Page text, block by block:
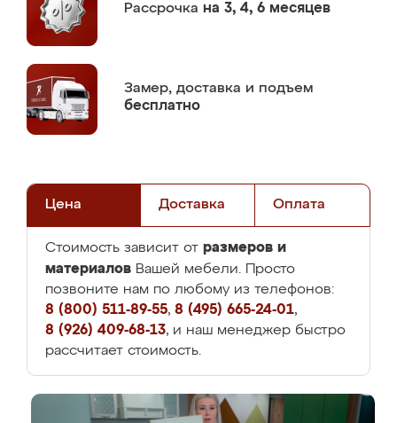
Рассрочка на 3, 4, 6 месяцев
Замер, доставка и подъем
бесплатно
Цена Доставка Оплата
Стоимость зависит от размеров и
материалов Вашей мебели. Просто
позвоните нам по любому из телефонов:
8 (800) 511-89-55, 8 (495) 665-24-01,
8 (926) 409-68-13, и наш менеджер быстро
рассчитает стоимость.